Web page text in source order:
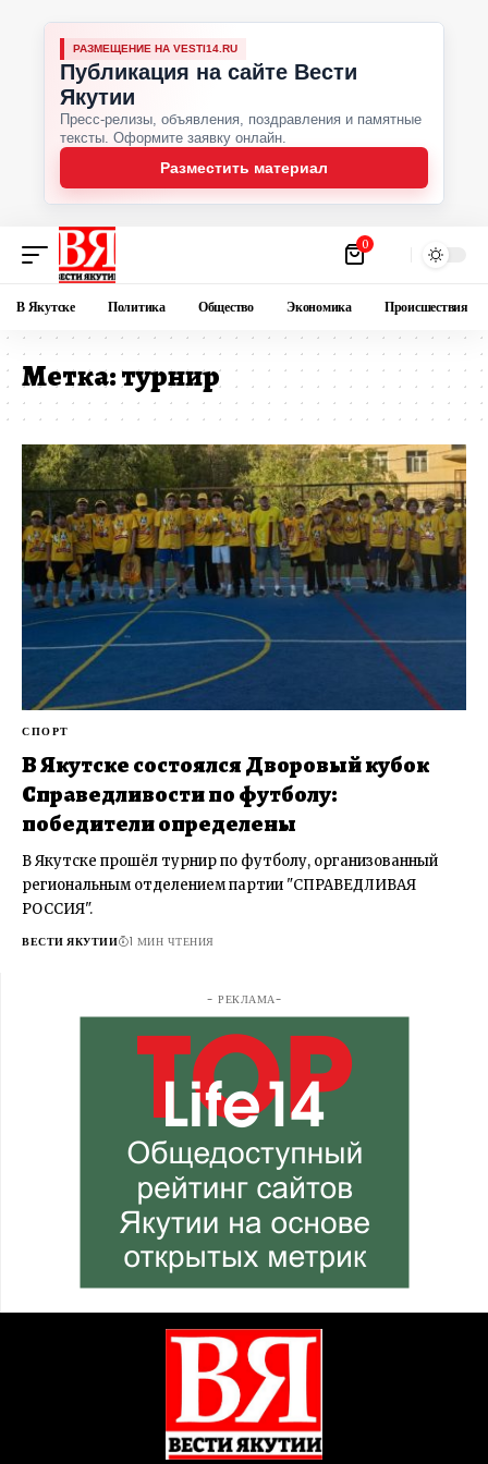
РАЗМЕЩЕНИЕ НА VESTI14.RU
Публикация на сайте Вести
Якутии
Пресс-релизы, объявления, поздравления и памятные
тексты. Оформите заявку онлайн.
Разместить материал
0
В Якутске Политика Общество Экономика Происшествия
Метка:турнир
СПОРТ
В Якутске состоялся Дворовый кубок
Справедливости по футболу:
победители определены
В Якутске прошёл турнир по футболу, организованный
региональным отделением партии "СПРАВЕДЛИВАЯ
РОССИЯ".
ВЕСТИ ЯКУТИИ 1 МИН ЧТЕНИЯ
- РЕКЛАМА-